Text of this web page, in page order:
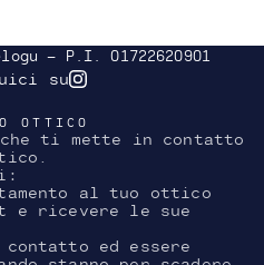
- P.I. 01722620901
suInstagram
OTTICO
ti mette in contatto
al tuo ottico
e ricevere le sue
ed essere